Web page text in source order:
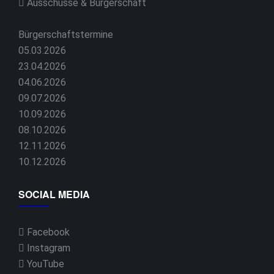
Ausschüsse & Bürgerschaft
Bürgerschaftstermine
05.03.2026
23.04.2026
04.06.2026
09.07.2026
10.09.2026
08.10.2026
12.11.2026
10.12.2026
SOCIAL MEDIA
Facebook
Instagram
YouTube